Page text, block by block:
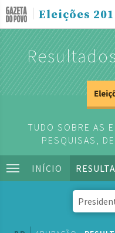
Eleições
TUDO SOBRE AS
PESQUISAS,
INÍCIO